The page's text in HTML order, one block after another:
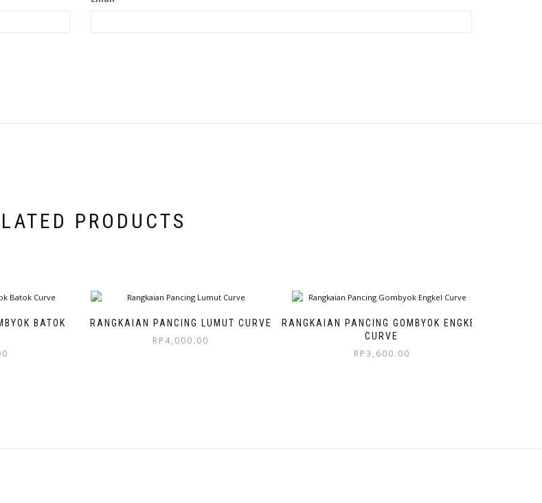
PRODUCTS
BATOK
RANGKAIAN PANCING LUMUT CURVE
RP 4,000.00
RANGKAIAN PANCING GOMBYOK ENGKEL
CURVE
RP3,600.00